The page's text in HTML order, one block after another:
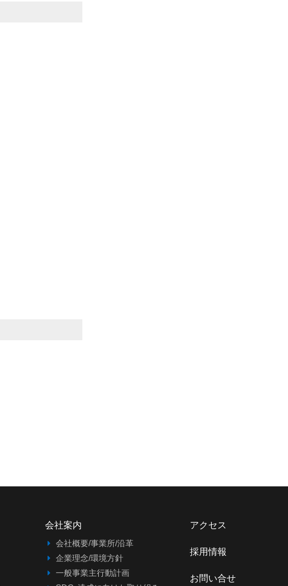
会社案内
会社概要/事業所/沿革
企業理念/環境方針
一般事業主行動計画
アクセス
採用情報
お問い合せ